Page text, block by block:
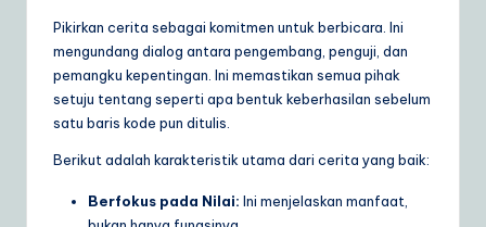
S
Pikirkan cerita sebagai komitmen untuk berbicara. Ini
mengundang dialog antara pengembang, penguji, dan
pemangku kepentingan. Ini memastikan semua pihak
setuju tentang seperti apa bentuk keberhasilan sebelum
satu baris kode pun ditulis.
Berikut adalah karakteristik utama dari cerita yang baik:
Berfokus pada Nilai: Ini menjelaskan manfaat,